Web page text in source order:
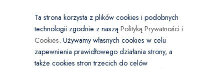
Wybierz kategorię
Środki ochrony
×
Kraj PL
PLN
Ta strona korzysta z plików cookies i podobnych
technologii zgodnie z nasząPolityką Prywatności i
Cookies. Używamy własnych cookies w celu
zapewnienia prawidłowego działania strony, a
także cookies stron trzecich do celów